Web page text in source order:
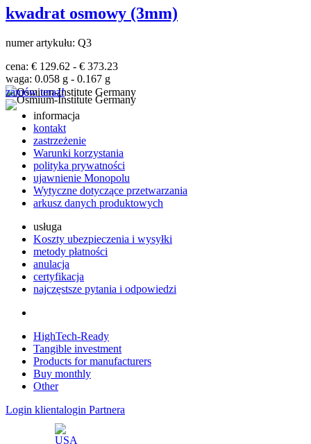
kwadrat osmowy (3mm)
numer artykułu: Q3
cena: € 129.62 - € 373.23
waga: 0.058 g - 0.167 g
zamów teraz!
informacja
kontakt
zastrzeżenie
Warunki korzystania
polityka prywatności
ujawnienie Monopolu
Wytyczne dotyczące przetwarzania
arkusz danych produktowych
usługa
Koszty ubezpieczenia i wysyłki
metody płatności
anulacja
certyfikacja
najczęstsze pytania i odpowiedzi
HighTech-Ready
Tangible investment
Products for manufacturers
Buy monthly
Other
Login klientalogin Partnera